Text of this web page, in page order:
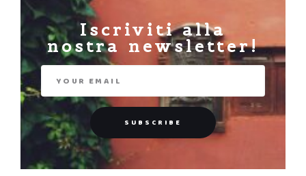
Iscriviti alla
nostra newsletter!